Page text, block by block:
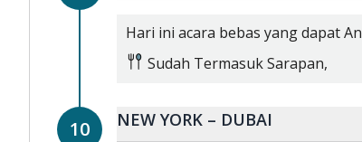
Hari ini acara bebas yang dapat
Sudah TermasukSarapan,
10 NEW YORK – DUBAI